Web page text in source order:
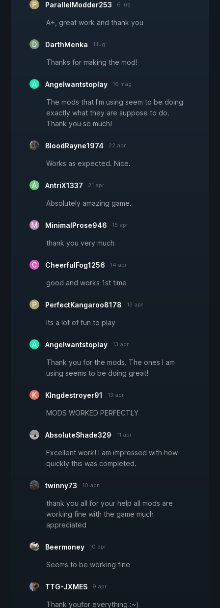
ParallelModder253 6 lug
A+, great work and thank you
DarthMenka 1 lug
Thanks for making the mod!
Angelwantstoplay 16 mag
The mods that I'm using seem to be doing
exactly what they are suppose to do.
Thank you so much!
BloodRayne1974 22 apr
Works as expected. Nice.
AntriX1337 21 apr
Absolutely amazing game.
MinimalProse946 15 apr
thank you very much
CheerfulFog1256 14 apr
good and works 1st time
PerfectKangaroo8178 13 apr
Its a lot of fun to play
Angelwantstoplay 13 apr
Thank you for the mods. The ones I am
using seems to be doing great!
KIngdestroyer91 13 apr
MODS WORKED PERFECTLY
AbsoluteShade329 11 apr
Excellent work! I am impressed with how
quickly this was completed.
twinny73 10 apr
thank you all for your help all mods are
working fine with the game much
appreciated
Beermoney 10 apr
Seems to be working fine
TTG-JXMES 9 apr
Thank youfor everything :~)